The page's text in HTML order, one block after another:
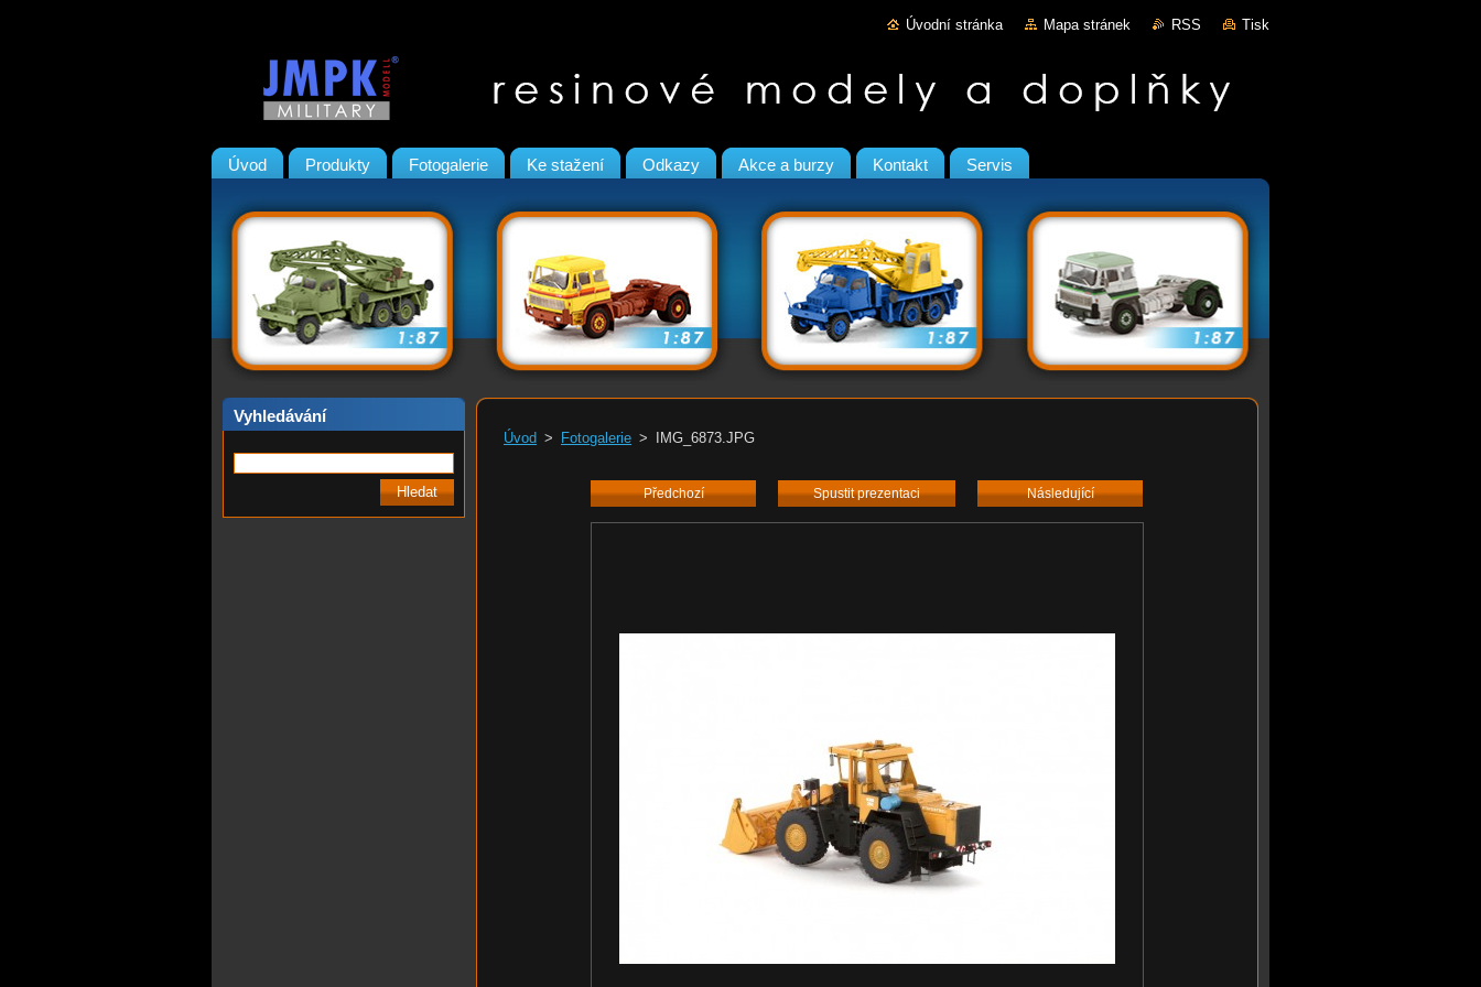
Úvodní stránka Mapa stránek RSS Tisk
Úvod Produkty Fotogalerie Ke stažení Odkazy Akce a burzy Kontakt Servis
Vyhledávání
Úvod > Fotogalerie > IMG_6873.JPG
Předchozí Spustit prezentaci Následující